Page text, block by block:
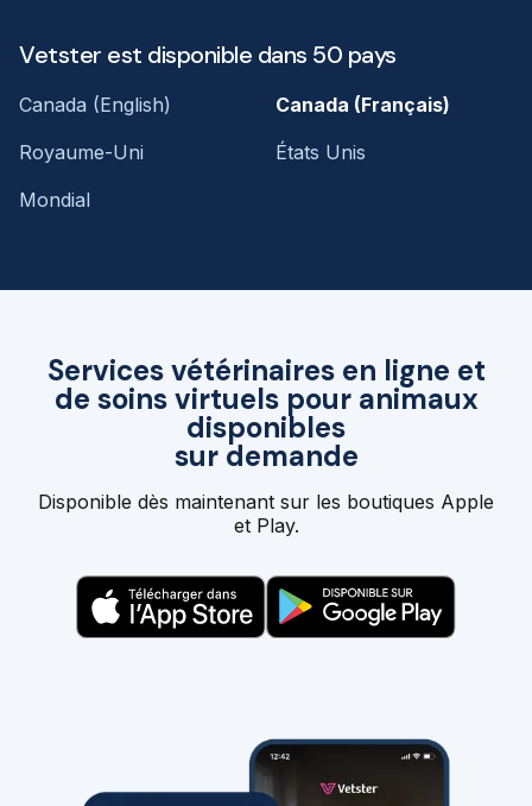
Services vétérinaires en ligne et
de soins virtuels pour animaux
disponibles
sur demande
Disponible dès maintenant sur les boutiques Apple
et Play.
Vetster est disponible dans 50 pays
Canada (English)
Canada (Français)
Royaume-Uni
États Unis
Mondial